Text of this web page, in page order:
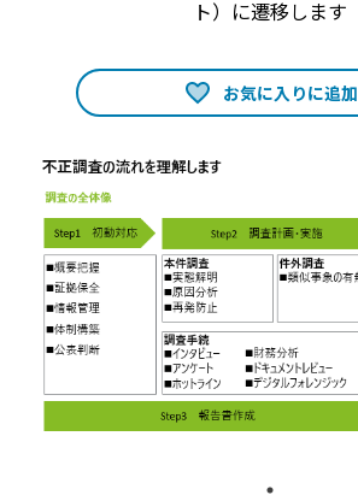
ト）に遷移します
お気に入りに追加